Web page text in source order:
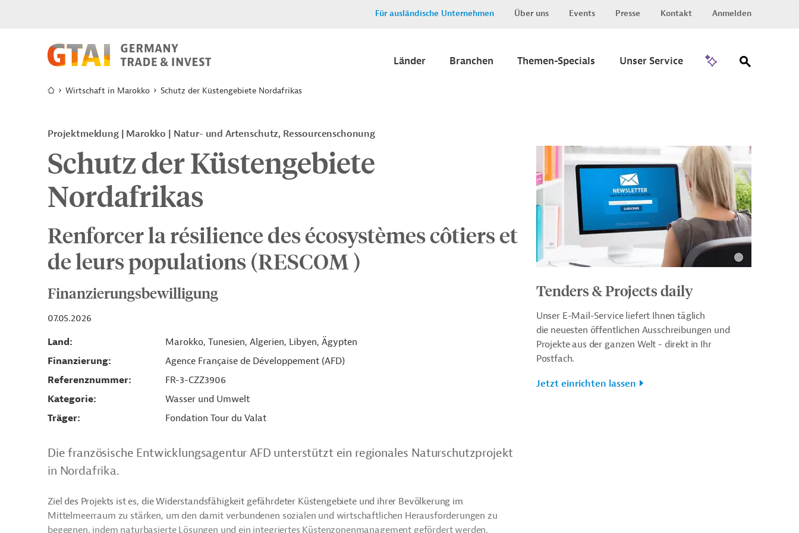
Für ausländische Unternehmen Über uns Events Presse Kontakt Anmelden
Länder Branchen Themen-Specials Unser Service
Wirtschaft in Marokko Schutz der Küstengebiete Nordafrikas
Projektmeldung Marokko Natur- und Artenschutz, Ressourcenschonung
Schutz der Küstengebiete
Nordafrikas
Renforcer la résilience des écosystèmes côtiers et
de leurs populations (RESCOM )
Finanzierungsbewilligung
07.05.2026
Land
Marokko, Tunesien, Algerien, Libyen, Ägypten
Finanzierung
Agence Française de Développement (AFD)
Referenznummer
FR-3-CZZ3906
Kategorie
Wasser und Umwelt
Träger
Fondation Tour du Valat
Die französische Entwicklungsagentur AFD unterstützt ein regionales Naturschutzprojekt
in Nordafrika.
Ziel des Projekts ist es, die Widerstandsfähigkeit gefährdeter Küstengebiete und ihrer Bevölkerung im
Mittelmeerraum zu stärken, um den damit verbundenen sozialen und wirtschaftlichen Herausforderungen zu
begegnen, indem naturbasierte Lösungen und ein integriertes Küstenzonenmanagement gefördert werden.
Tenders & Projects daily
Unser E-Mail-Service liefert Ihnen täglich
die neuesten öffentlichen Ausschreibungen und
Projekte aus der ganzen Welt - direkt in Ihr
Postfach.
Jetzt einrichten lassen